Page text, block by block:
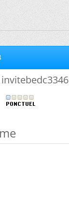
invitebedc3346